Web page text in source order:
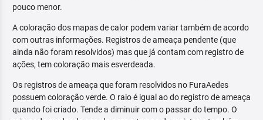
pouco menor.
A coloração dos mapas de calor podem variar também de acordo
com outras informações. Registros de ameaça pendente (que
ainda não foram resolvidos) mas que já contam com registro de
ações, tem coloração mais esverdeada.
Os registros de ameaça que foram resolvidos no FuraAedes
possuem coloração verde. O raio é igual ao do registro de ameaça
quando foi criado. Tende a diminuir com o passar do tempo. O